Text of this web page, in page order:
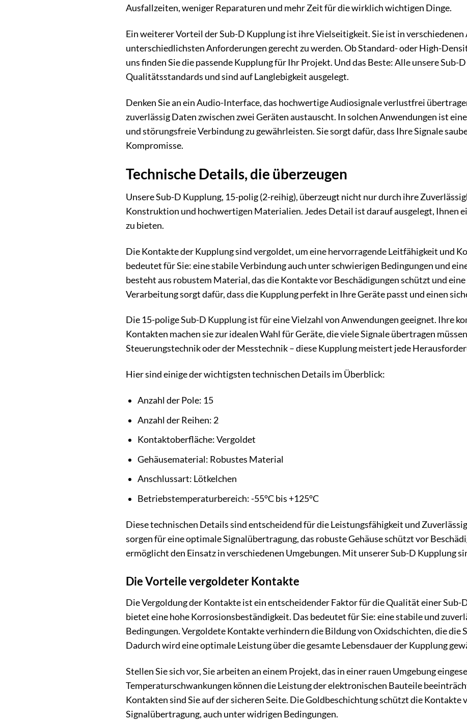
Ausfallzeiten, weniger Reparaturen und mehr Zeit für die wirklich wichtigen Dinge.
Ein weiterer Vorteil der Sub-D Kupplung ist ihre Vielseitigkeit. Sie ist in
unterschiedlichsten Anforderungen gerecht zu werden. Ob Standard- oder High-
uns finden Sie die passende Kupplung für Ihr Projekt. Und das Beste: Alle unsere Sub-
Qualitätsstandards und sind auf Langlebigkeit ausgelegt.
Denken Sie an ein Audio-Interface, das hochwertige Audiosignale verlustfrei
zuverlässig Daten zwischen zwei Geräten austauscht. In solchen Anwendungen ist
und störungsfreie Verbindung zu gewährleisten. Sie sorgt dafür, dass Ihre Signale
Kompromisse.
Technische Details, die überzeugen
Unsere Sub-D Kupplung, 15-polig (2-reihig), überzeugt nicht nur durch ihre
Konstruktion und hochwertigen Materialien. Jedes Detail ist darauf ausgelegt, Ihnen
zu bieten.
Die Kontakte der Kupplung sind vergoldet, um eine hervorragende Leitfähigkeit und
bedeutet für Sie: eine stabile Verbindung auch unter schwierigen Bedingungen und
besteht aus robustem Material, das die Kontakte vor Beschädigungen schützt und
Verarbeitung sorgt dafür, dass die Kupplung perfekt in Ihre Geräte passt und einen
Die 15-polige Sub-D Kupplung ist für eine Vielzahl von Anwendungen geeignet. Ihre
Kontakten machen sie zur idealen Wahl für Geräte, die viele Signale übertragen
Steuerungstechnik oder der Messtechnik – diese Kupplung meistert jede
Hier sind einige der wichtigsten technischen Details im Überblick:
Anzahl der Pole: 15
Anzahl der Reihen: 2
Kontaktoberfläche: Vergoldet
Gehäusematerial: Robustes Material
Anschlussart: Lötkelchen
Betriebstemperaturbereich: -55°C bis +125°C
Diese technischen Details sind entscheidend für die Leistungsfähigkeit und
sorgen für eine optimale Signalübertragung, das robuste Gehäuse schützt vor
ermöglicht den Einsatz in verschiedenen Umgebungen. Mit unserer Sub-D Kupplung
Die Vorteile vergoldeter Kontakte
Die Vergoldung der Kontakte ist ein entscheidender Faktor für die Qualität einer
bietet eine hohe Korrosionsbeständigkeit. Das bedeutet für Sie: eine stabile und
Bedingungen. Vergoldete Kontakte verhindern die Bildung von Oxidschichten, die
Dadurch wird eine optimale Leistung über die gesamte Lebensdauer der Kupplung
Stellen Sie sich vor, Sie arbeiten an einem Projekt, das in einer rauen Umgebung
Temperaturschwankungen können die Leistung der elektronischen Bauteile
Kontakten sind Sie auf der sicheren Seite. Die Goldbeschichtung schützt die
Signalübertragung, auch unter widrigen Bedingungen.